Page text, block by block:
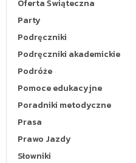
Oferta Świąteczna
Party
Podręczniki
Podręczniki akademickie
Podróże
Pomoce edukacyjne
Poradniki metodyczne
Prasa
Prawo Jazdy
Słowniki